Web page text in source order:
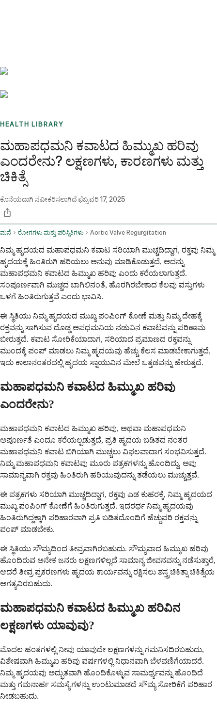
HEALTH LIBRARY
ಮಹಾಪಧಮನಿ ಕವಾಟದ ಹಿಮ್ಮುಖ ಹರಿವು
ಎಂದರೇನು? ಲಕ್ಷಣಗಳು, ಕಾರಣಗಳು ಮತ್ತು
ಚಿಕಿತ್ಸೆ
ಕೊನೆಯದಾಗಿ ನವೀಕರಿಸಲಾಗಿದೆಫೆಬ್ರವರಿ 17, 2025
ಮನೆ ರೋಗಗಳು ಮತ್ತು ಪರಿಸ್ಥಿತಿಗಳು Aortic Valve Regurgitation
ನಿಮ್ಮ ಹೃದಯದ ಮಹಾಪಧಮನಿ ಕವಾಟ ಸರಿಯಾಗಿ ಮುಚ್ಚದಿದ್ದಾಗ, ರಕ್ತವು ನಿಮ್ಮ
ಹೃದಯಕ್ಕೆ ಹಿಂತಿರುಗಿ ಹರಿಯಲು ಅನುವು ಮಾಡಿಕೊಡುತ್ತದೆ, ಅದನ್ನು
ಮಹಾಪಧಮನಿ ಕವಾಟದ ಹಿಮ್ಮುಖ ಹರಿವು ಎಂದು ಕರೆಯಲಾಗುತ್ತದೆ.
ಸಂಪೂರ್ಣವಾಗಿ ಮುಚ್ಚದ ಬಾಗಿಲಿನಂತೆ, ಹೊರಗಿರಬೇಕಾದ ಕೆಲವು ವಸ್ತುಗಳು
ಒಳಗೆ ಹಿಂತಿರುಗುತ್ತವೆ ಎಂದು ಭಾವಿಸಿ.
ಈ ಸ್ಥಿತಿಯು ನಿಮ್ಮ ಹೃದಯದ ಮುಖ್ಯ ಪಂಪಿಂಗ್ ಕೋಣೆ ಮತ್ತು ನಿಮ್ಮ ದೇಹಕ್ಕೆ
ರಕ್ತವನ್ನು ಸಾಗಿಸುವ ದೊಡ್ಡ ಅಪಧಮನಿಯ ನಡುವಿನ ಕವಾಟವನ್ನು ಪರಿಣಾಮ
ಬೀರುತ್ತದೆ. ಕವಾಟ ಸೋರಿಕೆಯಾದಾಗ, ಸರಿಯಾದ ಪ್ರಮಾಣದ ರಕ್ತವನ್ನು
ಮುಂದಕ್ಕೆ ಪಂಪ್ ಮಾಡಲು ನಿಮ್ಮ ಹೃದಯವು ಹೆಚ್ಚು ಕೆಲಸ ಮಾಡಬೇಕಾಗುತ್ತದೆ,
ಇದು ಕಾಲಾನಂತರದಲ್ಲಿ ಹೃದಯ ಸ್ನಾಯುವಿನ ಮೇಲೆ ಒತ್ತಡವನ್ನು ಹೇರುತ್ತದೆ.
ಮಹಾಪಧಮನಿ ಕವಾಟದ ಹಿಮ್ಮುಖ ಹರಿವು
ಎಂದರೇನು?
ಮಹಾಪಧಮನಿ ಕವಾಟದ ಹಿಮ್ಮುಖ ಹರಿವು, ಅಥವಾ ಮಹಾಪಧಮನಿ
ಅಪೂರ್ಣತೆ ಎಂದೂ ಕರೆಯಲ್ಪಡುತ್ತದೆ, ಪ್ರತಿ ಹೃದಯ ಬಡಿತದ ನಂತರ
ಮಹಾಪಧಮನಿ ಕವಾಟ ಬಿಗಿಯಾಗಿ ಮುಚ್ಚಲು ವಿಫಲವಾದಾಗ ಸಂಭವಿಸುತ್ತದೆ.
ನಿಮ್ಮ ಮಹಾಪಧಮನಿ ಕವಾಟವು ಮೂರು ಪತ್ರಕಗಳನ್ನು ಹೊಂದಿದ್ದು, ಅವು
ಸಾಮಾನ್ಯವಾಗಿ ರಕ್ತವು ಹಿಂತಿರುಗಿ ಹರಿಯುವುದನ್ನು ತಡೆಯಲು ಮುಚ್ಚುತ್ತವೆ.
ಈ ಪತ್ರಕಗಳು ಸರಿಯಾಗಿ ಮುಚ್ಚದಿದ್ದಾಗ, ರಕ್ತವು ಎಡ ಕುಹರಕ್ಕೆ, ನಿಮ್ಮ ಹೃದಯದ
ಮುಖ್ಯ ಪಂಪಿಂಗ್ ಕೋಣೆಗೆ ಹಿಂತಿರುಗುತ್ತದೆ. ಇದರರ್ಥ ನಿಮ್ಮ ಹೃದಯವು
ಹಿಂತಿರುಗಿದ್ದಕ್ಕಾಗಿ ಪರಿಹಾರವಾಗಿ ಪ್ರತಿ ಬಡಿತದೊಂದಿಗೆ ಹೆಚ್ಚುವರಿ ರಕ್ತವನ್ನು
ಪಂಪ್ ಮಾಡಬೇಕು.
ಈ ಸ್ಥಿತಿಯು ಸೌಮ್ಯದಿಂದ ತೀವ್ರವಾಗಿರಬಹುದು. ಸೌಮ್ಯವಾದ ಹಿಮ್ಮುಖ ಹರಿವು
ಹೊಂದಿರುವ ಅನೇಕ ಜನರು ಲಕ್ಷಣಗಳಿಲ್ಲದೆ ಸಾಮಾನ್ಯ ಜೀವನವನ್ನು ನಡೆಸುತ್ತಾರೆ,
ಆದರೆ ತೀವ್ರ ಪ್ರಕರಣಗಳು ಹೃದಯ ಕಾರ್ಯವನ್ನು ರಕ್ಷಿಸಲು ಶಸ್ತ್ರಚಿಕಿತ್ಸಾ ಚಿಕಿತ್ಸೆಯ
ಅಗತ್ಯವಿರಬಹುದು.
ಮಹಾಪಧಮನಿ ಕವಾಟದ ಹಿಮ್ಮುಖ ಹರಿವಿನ
ಲಕ್ಷಣಗಳು ಯಾವುವು?
ಮೊದಲ ಹಂತಗಳಲ್ಲಿ ನೀವು ಯಾವುದೇ ಲಕ್ಷಣಗಳನ್ನು ಗಮನಿಸದಿರಬಹುದು,
ವಿಶೇಷವಾಗಿ ಹಿಮ್ಮುಖ ಹರಿವು ವರ್ಷಗಳಲ್ಲಿ ನಿಧಾನವಾಗಿ ಬೆಳವಣಿಗೆಯಾದರೆ.
ನಿಮ್ಮ ಹೃದಯವು ಅದ್ಭುತವಾಗಿ ಹೊಂದಿಕೊಳ್ಳುವ ಸಾಮರ್ಥ್ಯವನ್ನು ಹೊಂದಿದೆ
ಮತ್ತು ಗಮನಾರ್ಹ ಸಮಸ್ಯೆಗಳನ್ನು ಉಂಟುಮಾಡದೆ ಸೌಮ್ಯ ಸೋರಿಕೆಗೆ ಪರಿಹಾರ
ನೀಡಬಹುದು.